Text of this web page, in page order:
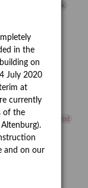
Lehmbruck
Neue Remise
Rehfeld
studioDIGITAL
Videokunst
in the
on
July 2020
at
currently
of the
Altenburg).
and on our